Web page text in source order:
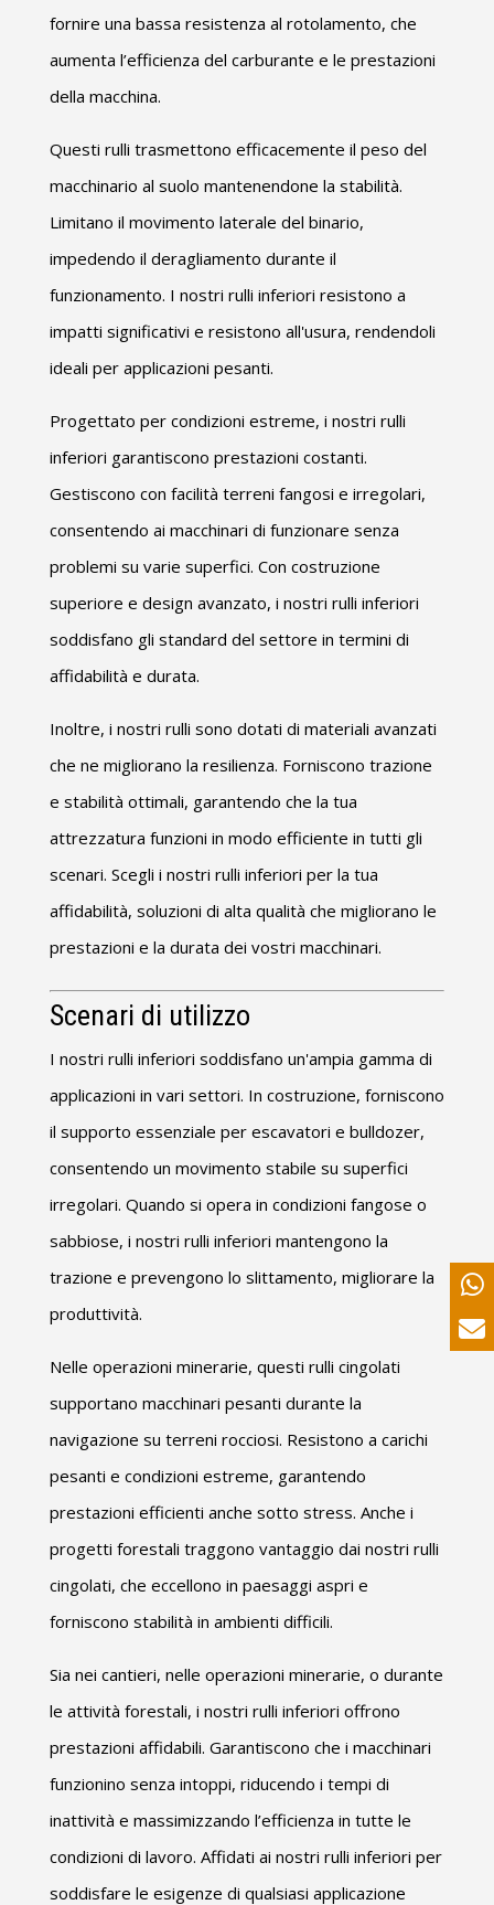
fornire una bassa resistenza al rotolamento, che
aumenta l’efficienza del carburante e le prestazioni
della macchina.
Questi rulli trasmettono efficacemente il peso del
macchinario al suolo mantenendone la stabilità.
Limitano il movimento laterale del binario,
impedendo il deragliamento durante il
funzionamento. I nostri rulli inferiori resistono a
impatti significativi e resistono all'usura, rendendoli
ideali per applicazioni pesanti.
Progettato per condizioni estreme, i nostri rulli
inferiori garantiscono prestazioni costanti.
Gestiscono con facilità terreni fangosi e irregolari,
consentendo ai macchinari di funzionare senza
problemi su varie superfici. Con costruzione
superiore e design avanzato, i nostri rulli inferiori
soddisfano gli standard del settore in termini di
affidabilità e durata.
Inoltre, i nostri rulli sono dotati di materiali avanzati
che ne migliorano la resilienza. Forniscono trazione
e stabilità ottimali, garantendo che la tua
attrezzatura funzioni in modo efficiente in tutti gli
scenari. Scegli i nostri rulli inferiori per la tua
affidabilità, soluzioni di alta qualità che migliorano le
prestazioni e la durata dei vostri macchinari.
Scenari di utilizzo
I nostri rulli inferiori soddisfano un'ampia gamma di
applicazioni in vari settori. In costruzione, forniscono
il supporto essenziale per escavatori e bulldozer,
consentendo un movimento stabile su superfici
irregolari. Quando si opera in condizioni fangose ​​o
sabbiose, i nostri rulli inferiori mantengono la
trazione e prevengono lo slittamento, migliorare la
produttività.
Nelle operazioni minerarie, questi rulli cingolati
supportano macchinari pesanti durante la
navigazione su terreni rocciosi. Resistono a carichi
pesanti e condizioni estreme, garantendo
prestazioni efficienti anche sotto stress. Anche i
progetti forestali traggono vantaggio dai nostri rulli
cingolati, che eccellono in paesaggi aspri e
forniscono stabilità in ambienti difficili.
Sia nei cantieri, nelle operazioni minerarie, o durante
le attività forestali, i nostri rulli inferiori offrono
prestazioni affidabili. Garantiscono che i macchinari
funzionino senza intoppi, riducendo i tempi di
inattività e massimizzando l’efficienza in tutte le
condizioni di lavoro. Affidati ai nostri rulli inferiori per
soddisfare le esigenze di qualsiasi applicazione